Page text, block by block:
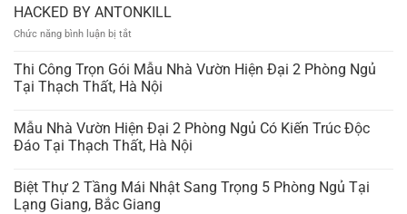
HACKED BY ANTONKILL
Chức năng bình luận bị tắt
BY
ANTONKILL
Thi Công Trọn Gói Mẫu Nhà Vườn Hiện Đại 2 Phòng Ngủ
Tại Thạch Thất, Hà Nội
Mẫu Nhà Vườn Hiện Đại 2 Phòng Ngủ Có Kiến Trúc Độc
Đáo Tại Thạch Thất, Hà Nội
Biệt Thự 2 Tầng Mái Nhật Sang Trọng 5 Phòng Ngủ Tại
Lạng Giang, Bắc Giang